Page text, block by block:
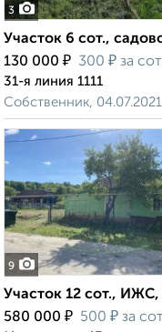
3
Участок 6 сот.,
130 000 ₽ 300 ₽ за
31-я линия 1111
Собственник, 04.07.2021
9
Участок 12 сот., ИЖС,
580 000 ₽ 500 ₽ за